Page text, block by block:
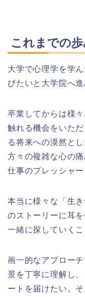
これまでの
大学で心理学を学
びたいと大学院へ進
卒業してからは様
触れる機会をいた
る将来への漠然と
方々の複雑な心の
仕事のプレッシャ
本当に様々な「生
のストーリーに耳
一緒に探していく
画一的なアプロー
景を丁寧に理解し
ートを届けたい。